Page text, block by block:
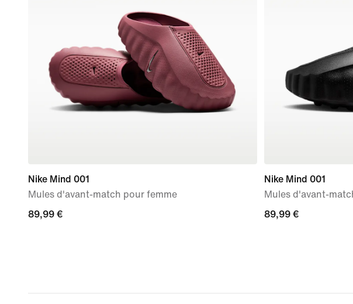
Nike Mind 001
Mules d'avant-match pour femme
89,99 €
89,99 €
Nike Mind 001
Mules d'avant-
89,99 €
89,99 €